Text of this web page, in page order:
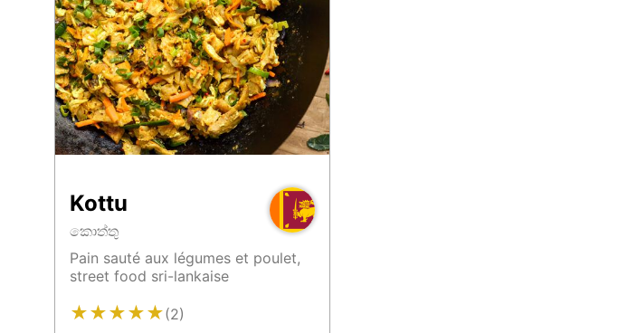
Kottu
කොත්තු
Pain sauté aux légumes et poulet,
street food sri-lankaise
★★★★★(2)